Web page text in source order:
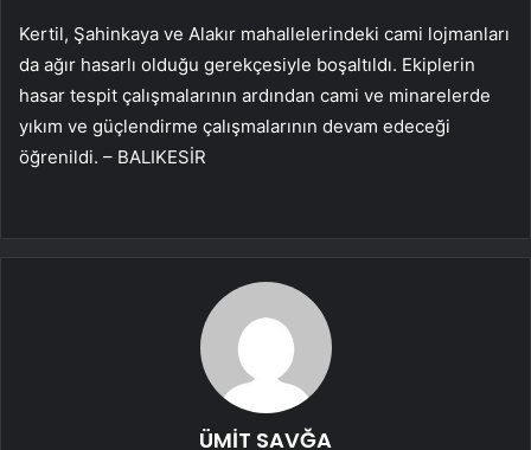
Kertil, Şahinkaya ve Alakır mahallelerindeki cami lojmanları
da ağır hasarlı olduğu gerekçesiyle boşaltıldı. Ekiplerin
hasar tespit çalışmalarının ardından cami ve minarelerde
yıkım ve güçlendirme çalışmalarının devam edeceği
öğrenildi. – BALIKESİR
ÜMİT SAVĞA